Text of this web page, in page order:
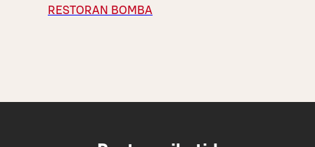
RESTORAN BOMBA